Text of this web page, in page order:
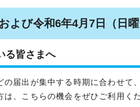
よび令和6年4月7日（日
る皆さまへ
の届出が集中する時期に合わせて
は、こちらの機会をぜひご利用く